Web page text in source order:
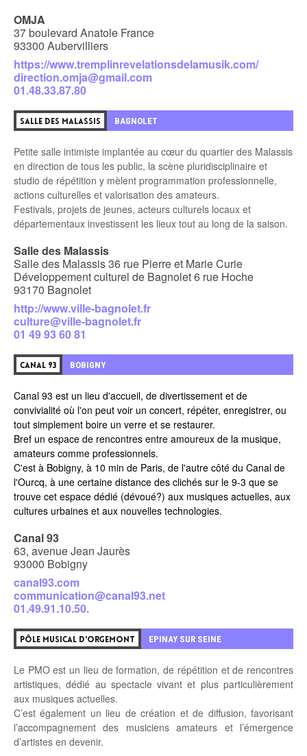
OMJA
37 boulevard Anatole France
93300 Aubervilliers
https://www.tremplinrevelationsdelamusik.com/
direction.omja@gmail.com
01.48.33.87.80
SALLE DES MALASSIS BAGNOLET
Petite salle intimiste implantée au cœur du quartier des Malassis
en direction de tous les public, la scène pluridisciplinaire et
studio de répétition y mèlent programmation professionnelle,
actions culturelles et valorisation des amateurs.
Festivals, projets de jeunes, acteurs culturels locaux et
départementaux investissent les lieux tout au long de la saison.
Salle des Malassis
Salle des Malassis 36 rue Pierre et Marie Curie
Développement culturel de Bagnolet 6 rue Hoche
93170 Bagnolet
http://www.ville-bagnolet.fr
culture@ville-bagnolet.fr
01 49 93 60 81
CANAL 93 BOBIGNY
Canal 93 est un lieu d'accueil, de divertissement et de
convivialité où l'on peut voir un concert, répéter, enregistrer, ou
tout simplement boire un verre et se restaurer.
Bref un espace de rencontres entre amoureux de la musique,
amateurs comme professionnels.
C'est à Bobigny, à 10 min de Paris, de l'autre côté du Canal de
l'Ourcq, à une certaine distance des clichés sur le 9-3 que se
trouve cet espace dédié (dévoué?) aux musiques actuelles, aux
cultures urbaines et aux nouvelles technologies.
Canal 93
63, avenue Jean Jaurès
93000 Bobigny
canal93.com
communication@canal93.net
01.49.91.10.50.
PÔLE MUSICAL D'ORGEMONT EPINAY SUR SEINE
Le PMO est un lieu de formation, de répétition et de rencontres
artistiques, dédié au spectacle vivant et plus particulièrement
aux musiques actuelles.
C’est également un lieu de création et de diffusion, favorisant
l’accompagnement des musiciens amateurs et l’émergence
d’artistes en devenir.